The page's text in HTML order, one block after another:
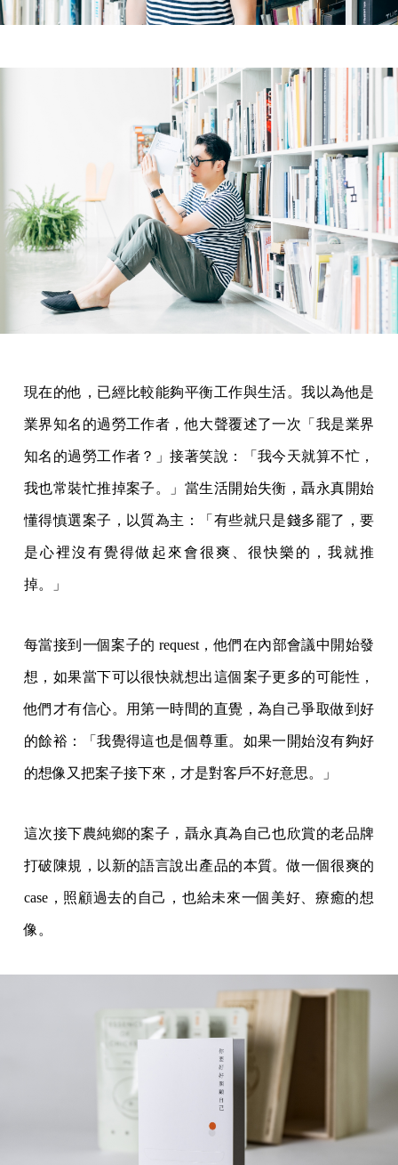
現在的他，已經比較能夠平衡工作與生活。我以為他是
業界知名的過勞工作者，他大聲覆述了一次「我是業界
知名的過勞工作者？」接著笑說：「我今天就算不忙，
我也常裝忙推掉案子。」當生活開始失衡，聶永真開始
懂得慎選案子，以質為主：「有些就只是錢多罷了，要
是心裡沒有覺得做起來會很爽、很快樂的，我就推
掉。」
每當接到一個案子的 request，他們在內部會議中開始發
想，如果當下可以很快就想出這個案子更多的可能性，
他們才有信心。用第一時間的直覺，為自己爭取做到好
的餘裕：「我覺得這也是個尊重。如果一開始沒有夠好
的想像又把案子接下來，才是對客戶不好意思。」
這次接下農純鄉的案子，聶永真為自己也欣賞的老品牌
打破陳規，以新的語言說出產品的本質。做一個很爽的
case，照顧過去的自己，也給未來一個美好、療癒的想
像。